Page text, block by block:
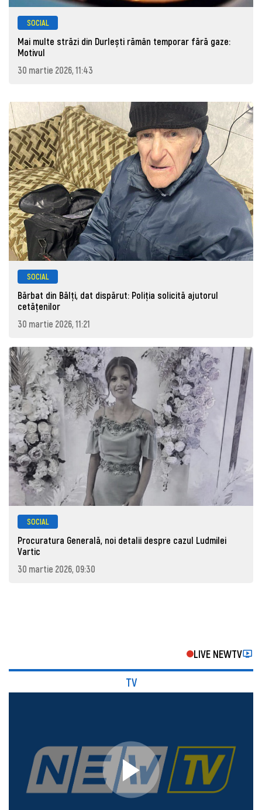
SOCIAL
Mai multe străzi din Durlești rămân temporar fără gaze:
Motivul
30 martie 2026, 11:43
SOCIAL
Bărbat din Bălți, dat dispărut: Poliţia solicită ajutorul
cetăţenilor
30 martie 2026, 11:21
SOCIAL
Procuratura Generală, noi detalii despre cazul Ludmilei
Vartic
30 martie 2026, 09:30
LIVE NEWTV
TV